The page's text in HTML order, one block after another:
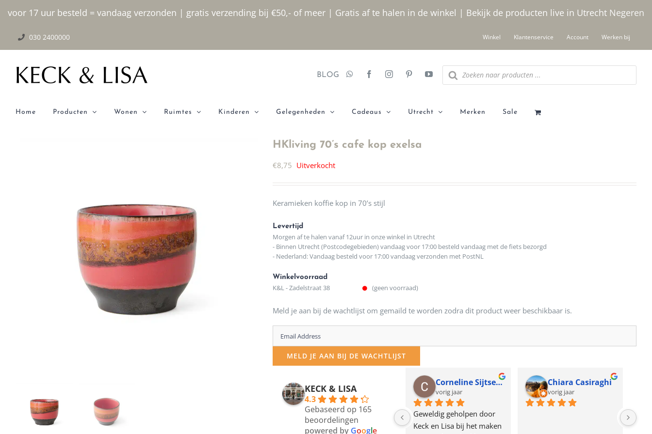
voor 17 uur besteld = vandaag verzonden | gratis verzending bij €50,- of meer | Gratis af te halen in de winkel | Bekijk de producten live in Utrecht Negeren
inhoud
030 2400000 Winkel Klantenservice Account Werken bij
BLOG
Producten
zoeken
Home Producten Wonen Ruimtes Kinderen Gelegenheden Cadeaus Utrecht Merken Sale
HKliving 70’s cafe kop exelsa
€8,75 Uitverkocht
Keramieken koffie kop in 70’s stijl
Levertijd
Morgen af te halen vanaf 12uur in onze winkel in Utrecht
- Binnen Utrecht (Postcodegebieden) vandaag voor 17:00 besteld vandaag met de fiets bezorgd
- Nederland: Vandaag besteld voor 17:00 vandaag verzonden met PostNL
Winkelvoorraad
K&L - Zadelstraat 38 (geen voorraad)
Meld je aan bij de wachtlijst om gemaild te worden zodra dit product weer beschikbaar is.
Enter
your
email
MELD JE AAN BIJ DE WACHTLIJST
KECK & LISA
4.3
Gebaseerd op 165
beoordelingen
powered by Google
12 maanden geleden
Waarom in hemelsnaam
de woonwinkel op de
Corneline Sijtsema
vorig jaar
Geweldig geholpen door
Keck en Lisa bij het maken
Chiara Casiraghi
vorig jaar